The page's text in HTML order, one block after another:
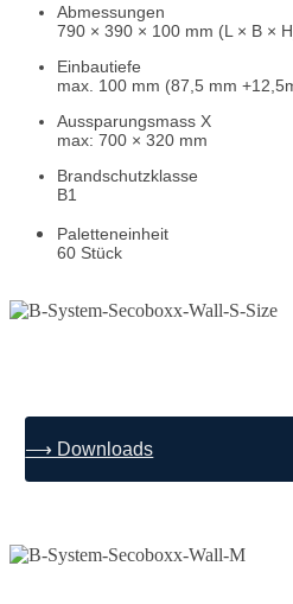
Abmessungen
790 × 390 × 100 mm (L × B ×
Einbautiefe
max. 100 mm (87,5 mm
Aussparungsmass X
max: 700 × 320 mm
Brandschutzklasse
B1
Paletteneinheit
60 Stück
⟶ Downloads